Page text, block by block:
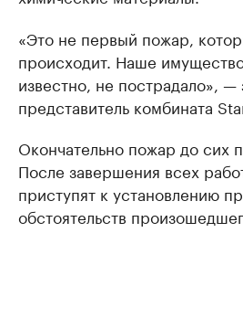
«Это не первый пожар,
происходит. Наше
известно, не пострадало», —
представитель комбината
Окончательно пожар до сих
После завершения всех
приступят к установлению
обстоятельств